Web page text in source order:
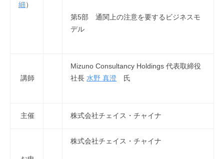
細 ）
第5部 通関上の注意を要するビジネスモ
デル
講師
Mizuno Consultancy Holdings 代表取締役
社長水野 真澄 氏
主催 株式会社チェイス・チャイナ
株式会社チェイス・チャイナ